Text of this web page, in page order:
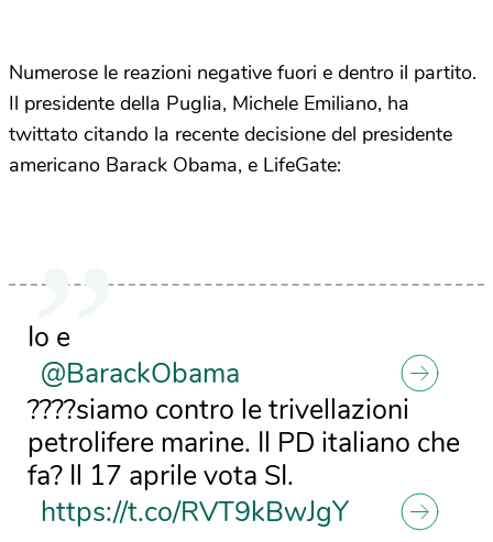
Numerose le reazioni negative fuori e dentro il partito.
Il presidente della Puglia, Michele Emiliano, ha
twittato citando la recente decisione del presidente
americano Barack Obama, e LifeGate:
Io e
@BarackObama
????siamo contro le trivellazioni
petrolifere marine. Il PD italiano che
fa? Il 17 aprile vota SI.
https://t.co/RVT9kBwJgY